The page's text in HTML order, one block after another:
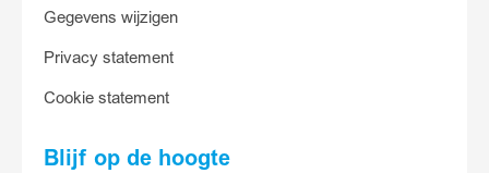
Gegevens wijzigen
Privacy statement
Cookie statement
Blijf op de hoogte